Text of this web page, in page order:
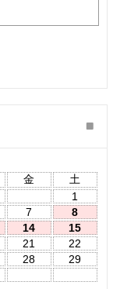
金
土
1
7
8
14
15
21
22
28
29